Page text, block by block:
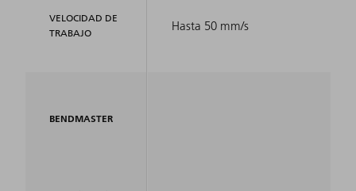
VELOCIDAD DE
TRABAJO
BENDMASTER
Hasta 50 mm/s